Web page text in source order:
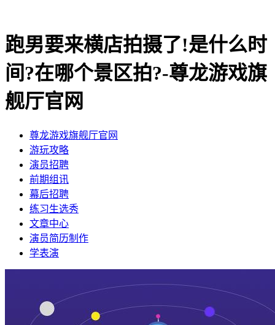
跑男要来横店拍摄了!是什么时
间?在哪个景区拍?-尊龙游戏旗
舰厅官网
尊龙游戏旗舰厅官网
​游玩攻略
​演员招聘
​前期组讯
​幕后招聘
​练习生选秀
文章中心
演员简历制作
学表演